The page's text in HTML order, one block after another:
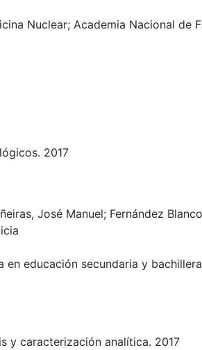
Nuclear; Academia Nacional de
2017
José Manuel; Fernández
educación secundaria y
y caracterización analítica. 2017